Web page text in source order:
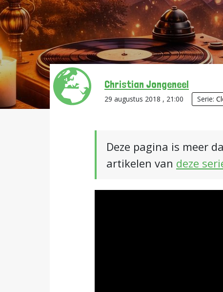
Christian Jongeneel
29 augustus 2018 , 21:00 Serie:
Deze pagina is meer
artikelen van deze